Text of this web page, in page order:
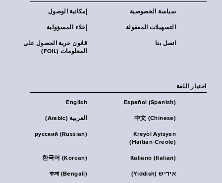
إمكانية الوصول سياسة الخصوصية
إخلاء المسؤولية التسهيلات المعقولة
قانون حرية الحصول على
المعلومات (FOIL)
اتصل بنا
اختيار اللغة
English Español (Spanish)
العربية (Arabic) 中文 (Chinese)
русский (Russian)
Kreyòl Ayisyen
(Haitian-Creole)
한국어 (Korean) Italiano (Italian)
বাংলা (Bengali) אידיש (Yiddish)